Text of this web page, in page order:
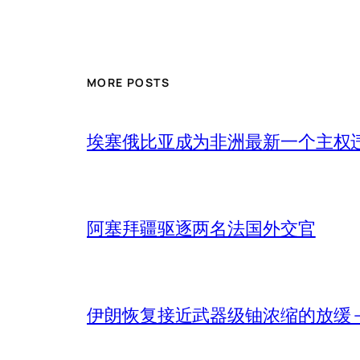
MORE POSTS
埃塞俄比亚成为非洲最新一个主权
阿塞拜疆驱逐两名法国外交官
伊朗恢复接近武器级铀浓缩的放缓